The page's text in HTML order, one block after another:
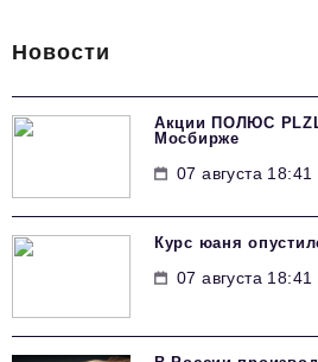
Новости
Акции ПОЛЮС
Мосбирже
07 августа 18:41
Курс юаня
07 августа 18:41